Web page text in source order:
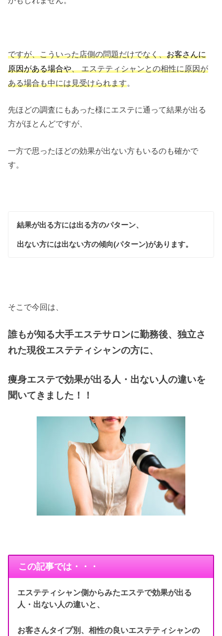
ですが、こういった店側の問題だけでなく、お客さんに
原因がある場合や、 エステティシャンとの相性に原因が
ある場合も中には見受けられます。
先ほどの調査にもあった様にエステに通って結果が出る
方がほとんどですが、
一方で思ったほどの効果が出ない方もいるのも確かで
す。
結果が出る方には出る方のパターン、
出ない方には出ない方の傾向(パターン)があります。
そこで今回は、
誰もが知る大手エステサロンに勤務後、独立さ
れた現役エステティシャンの方に、
痩身エステで効果が出る人・出ない人の違いを
聞いてきました！！
この記事では・・・
エステティシャン側からみたエステで効果が出る
人・出ない人の違いと、
お客さんタイプ別、相性の良いエステティシャンの